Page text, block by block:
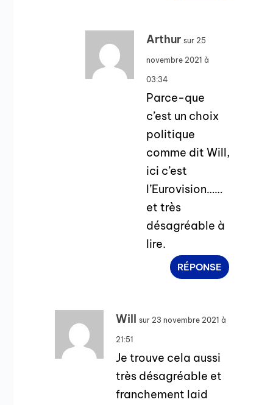
Arthur sur 25
novembre 2021 à
03:34
Parce-que
c’est un choix
politique
comme dit Will,
ici c’est
l’Eurovision……
et très
désagréable à
lire.
RÉPONSE
Will sur 23 novembre 2021 à
21:51
Je trouve cela aussi
très désagréable et
franchement laid